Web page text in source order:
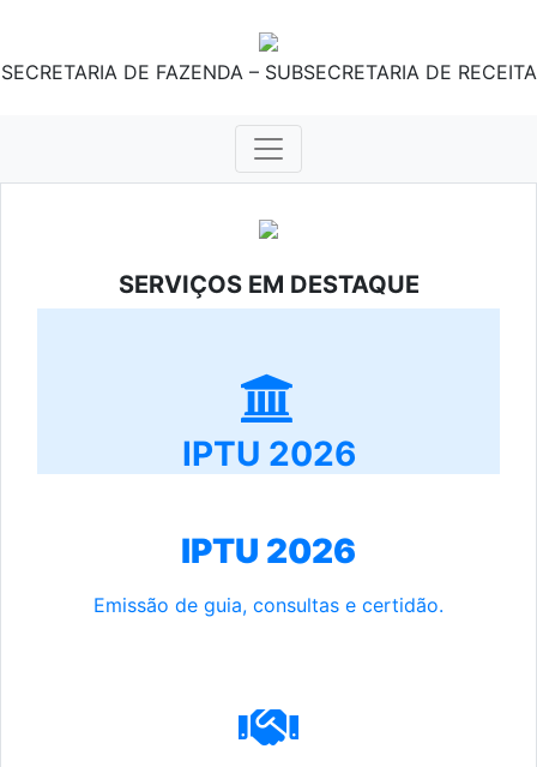
SECRETARIA DE FAZENDA – SUBSECRETARIA DE RECEITA
SERVIÇOS EM DESTAQUE
IPTU 2026
IPTU 2026
Emissão de guia, consultas e certidão.